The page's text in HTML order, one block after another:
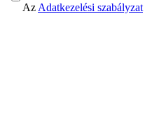
Az Adatkezelési szabályzat